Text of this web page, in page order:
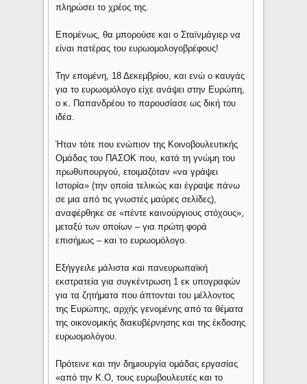
πληρώσει το χρέος της.
Επομένως, θα μπορούσε και ο Σταϊνμάγιερ να
είναι πατέρας του ευρωομολογοβρέφους!
Την επομένη, 18 Δεκεμβρίου, και ενώ ο καυγάς
για το ευρωομόλογο είχε ανάψει στην Ευρώπη,
ο κ. Παπανδρέου το παρουσίασε ως δική του
ιδέα.
Ήταν τότε που ενώπιον της Κοινοβουλευτικής
Ομάδας του ΠΑΣΟΚ που, κατά τη γνώμη του
πρωθυπουργού, ετοιμαζόταν «να γράψει
Ιστορία» (την οποία τελικώς και έγραψε πάνω
σε μια από τις γνωστές μαύρες σελίδες),
αναφέρθηκε σε «πέντε καινούργιους στόχους»,
μεταξύ των οποίων – για πρώτη φορά
επισήμως – και το ευρωομόλογο.
Εξήγγειλε μάλιστα και πανευρωπαϊκή
εκστρατεία για συγκέντρωση 1 εκ υπογραφών
για τα ζητήματα που άπτονται του μέλλοντος
της Ευρώπης, αρχής γενομένης από τα θέματα
της οικονομικής διακυβέρνησης και της έκδοσης
ευρωομολόγου.
Πρότεινε και την δημιουργία ομάδας εργασίας
«από την Κ.Ο, τους ευρωβουλευτές και το